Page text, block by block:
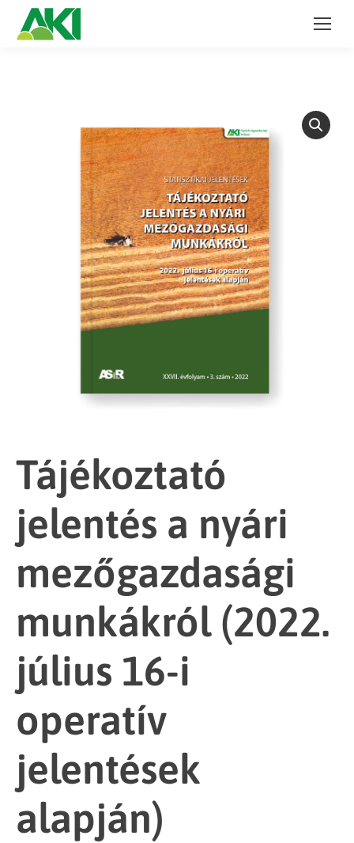
Tájékoztató
jelentés a nyári
mezőgazdasági
munkákról (2022.
július 16-i
operatív
jelentések
alapján)